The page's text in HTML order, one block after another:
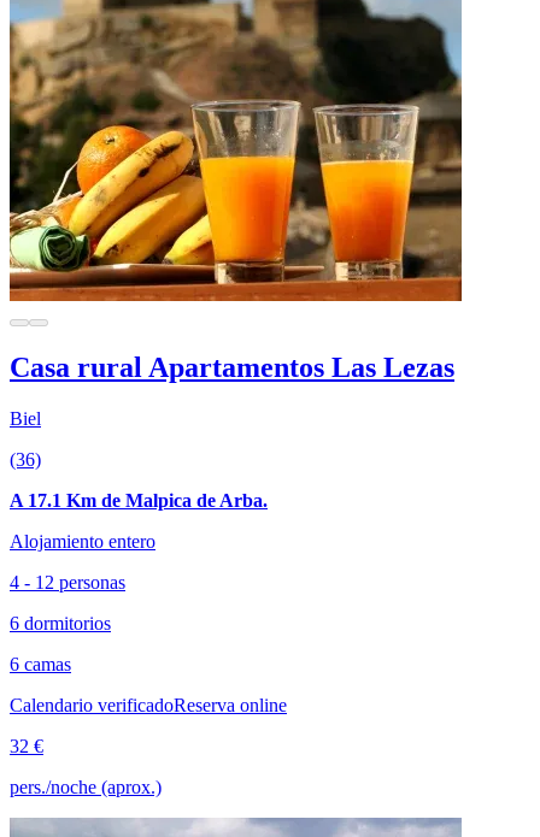
Casa rural Apartamentos Las Lezas
Biel
(36)
A 17.1 Km de Malpica de Arba.
Alojamiento entero
4 - 12 personas
6 dormitorios
6 camas
Calendario verificadoReserva online
32 €
pers./noche (aprox.)